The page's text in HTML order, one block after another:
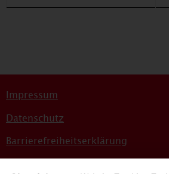
Impressum
Datenschutz
Barrierefreiheitserklärung